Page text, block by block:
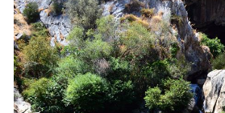
Compras
Deporte & aventura
Familia & niños
Museos & Arte
Naturaleza & aire libre
Playas
Vida nocturna & Bares